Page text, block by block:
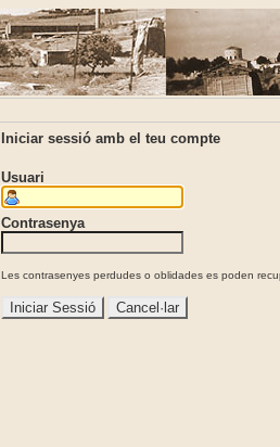
Iniciar sessió amb el teu compte
Usuari
Contrasenya
Les contrasenyes perdudes o oblidades es poden